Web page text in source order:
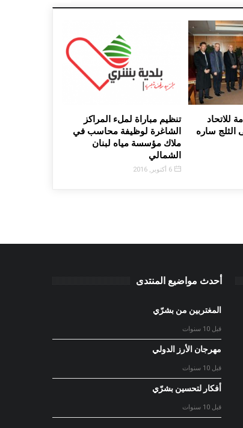
تنظيم مباراة لملء المراكز
الشاغرة لوظيفة محاسب في
ملاك مؤسسة مياه لبنان
وصول الأمينة العامة للاتحاد
الدولي للتزلج على الثلج ساره
لويس إلى بيروت
أحدث مواضيع المنتدى
المغتربين من بشرّي
قبل 10 سنوات
مهرجان الأرز الدولي
قبل 10 سنوات
أفكار لتحسين بشرّي
قبل 10 سنوات